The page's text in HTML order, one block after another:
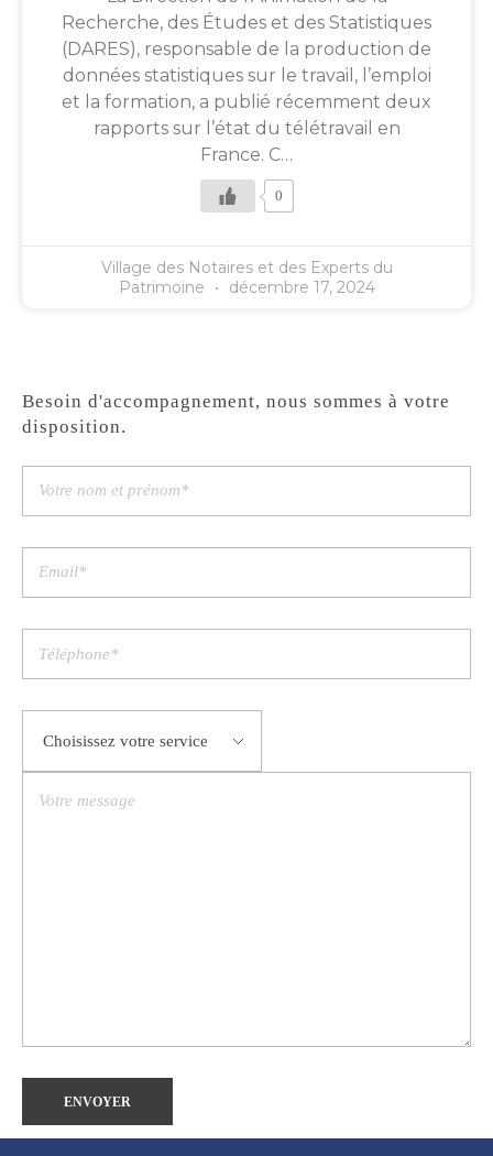
Recherche, des Études et des Statistiques
(DARES), responsable de la production de
données statistiques sur le travail, l’emploi
et la formation, a publié récemment deux
rapports sur l’état du télétravail en
France. C…
0
Village des Notaires et des Experts du
Patrimoine
décembre 17, 2024
Besoin d'accompagnement, nous sommes à votre
disposition.